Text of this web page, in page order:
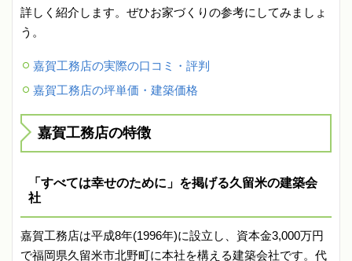
詳しく紹介します。ぜひお家づくりの参考にしてみましょ
う。
嘉賀工務店の実際の口コミ・評判
嘉賀工務店の坪単価・建築価格
嘉賀工務店の特徴
「すべては幸せのために」を掲げる久留米の建築会
社
嘉賀工務店は平成8年(1996年)に設立し、資本金3,000万円
で福岡県久留米市北野町に本社を構える建築会社です。代